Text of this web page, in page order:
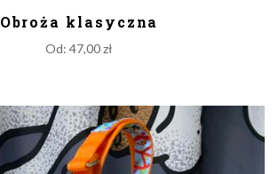
Obroża klasyczna
Od: 47,00zł